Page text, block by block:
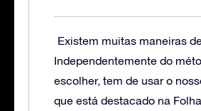
Existem muitas maneiras
Independentemente do
escolher, tem de usar o
que está destacado na